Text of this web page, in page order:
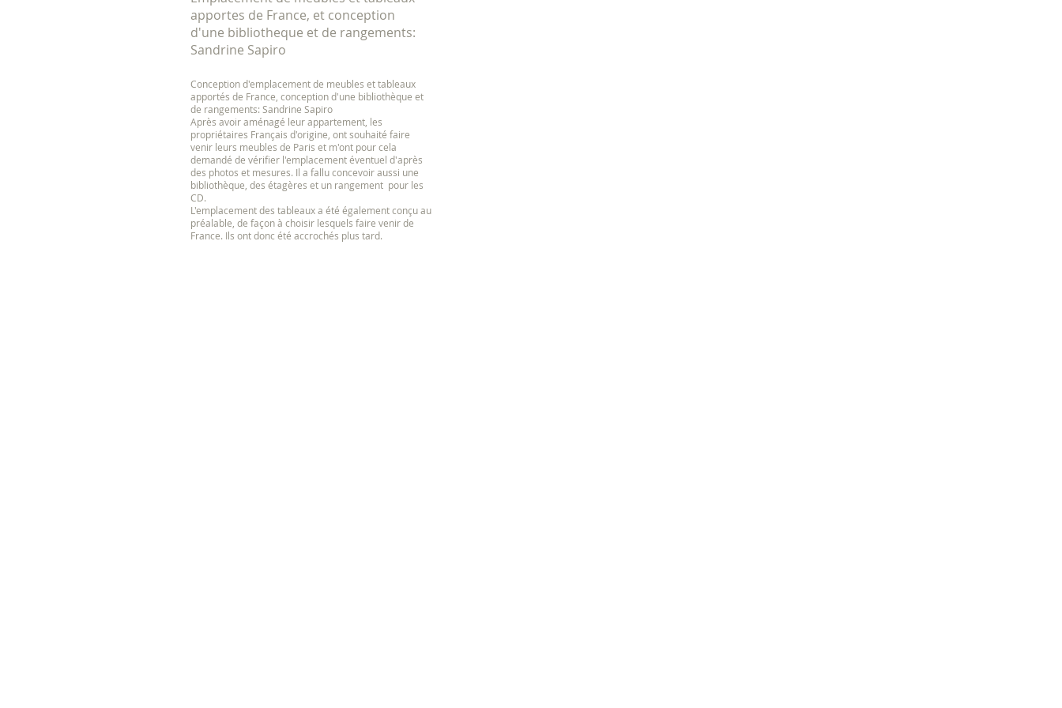
apportes de France, et conception
d'une bibliotheque et de rangements:
Sandrine Sapiro
Conception d'emplacement de meubles et tableaux
apportés de France, conception d'une bibliothèque et
de rangements: Sandrine Sapiro
Après avoir aménagé leur appartement, les
propriétaires Français d'origine, ont souhaité faire
venir leurs meubles de Paris et m'ont pour cela
demandé de vérifier l'emplacement éventuel d'après
des photos et mesures. Il a fallu concevoir aussi une
bibliothèque, des étagères et un rangement pour les
CD.
L'emplacement des tableaux a été également conçu au
préalable, de façon à choisir lesquels faire venir de
France. Ils ont donc été accrochés plus tard.